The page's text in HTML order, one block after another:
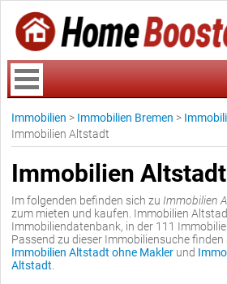
Immobilien > Immobilien Bremen >
Immobilien Altstadt
Immobilien Altstadt
Im folgenden befinden sich zu Immobilien
zum mieten und kaufen. Immobilien
Immobiliendatenbank, in der 111
Passend zu dieser Immobiliensuche
Immobilien Altstadt ohne Makler und
Altstadt